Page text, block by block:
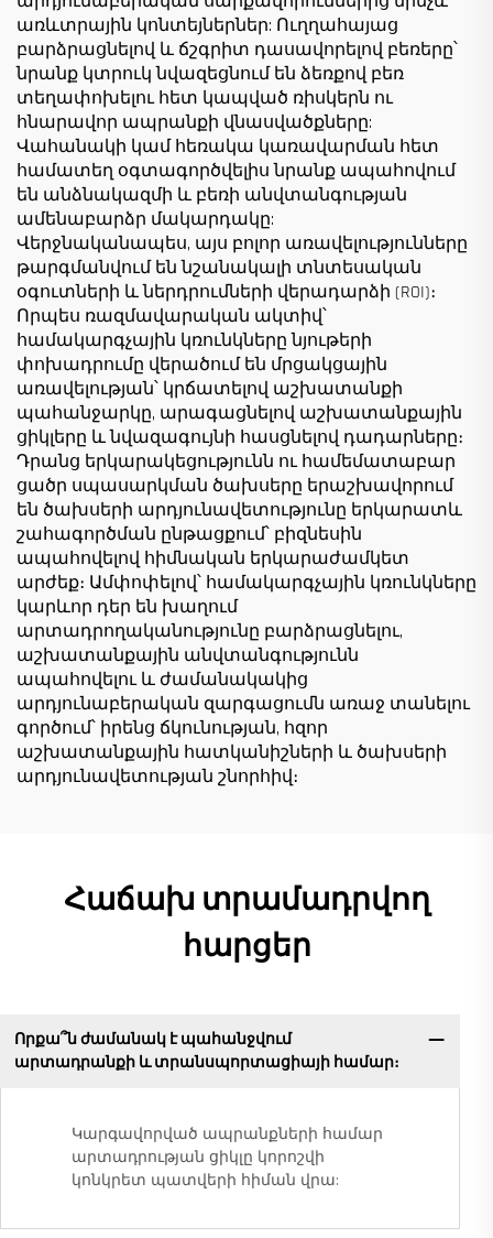
առևտրային կոնտեյներներ: Ուղղահայաց
բարձրացնելով և ճշգրիտ դասավորելով բեռերը՝
նրանք կտրուկ նվազեցնում են ձեռքով բեռ
տեղափոխելու հետ կապված ռիսկերն ու
հնարավոր ապրանքի վնասվածքները:
Վահանակի կամ հեռակա կառավարման հետ
համատեղ օգտագործվելիս նրանք ապահովում
են անձնակազմի և բեռի անվտանգության
ամենաբարձր մակարդակը:
Վերջնականապես, այս բոլոր առավելությունները
թարգմանվում են նշանակալի տնտեսական
օգուտների և ներդրումների վերադարձի (ROI)։
Որպես ռազմավարական ակտիվ՝
համակարգչային կռունկները նյութերի
փոխադրումը վերածում են մրցակցային
առավելության՝ կրճատելով աշխատանքի
պահանջարկը, արագացնելով աշխատանքային
ցիկլերը և նվազագույնի հասցնելով դադարները։
Դրանց երկարակեցությունն ու համեմատաբար
ցածր սպասարկման ծախսերը երաշխավորում
են ծախսերի արդյունավետությունը երկարատև
շահագործման ընթացքում՝ բիզնեսին
ապահովելով հիմնական երկարաժամկետ
արժեք։ Ամփոփելով՝ համակարգչային կռունկները
կարևոր դեր են խաղում
արտադրողականությունը բարձրացնելու,
աշխատանքային անվտանգությունն
ապահովելու և ժամանակակից
արդյունաբերական զարգացումն առաջ տանելու
գործում՝ իրենց ճկունության, հզոր
աշխատանքային հատկանիշների և ծախսերի
արդյունավետության շնորհիվ։
Հաճախ տրամադրվող
հարցեր
Որքա՞ն ժամանակ է պահանջվում
արտադրանքի և տրանսպորտացիայի համար։
Կարգավորված ապրանքների համար
արտադրության ցիկլը կորոշվի
կոնկրետ պատվերի հիման վրա: